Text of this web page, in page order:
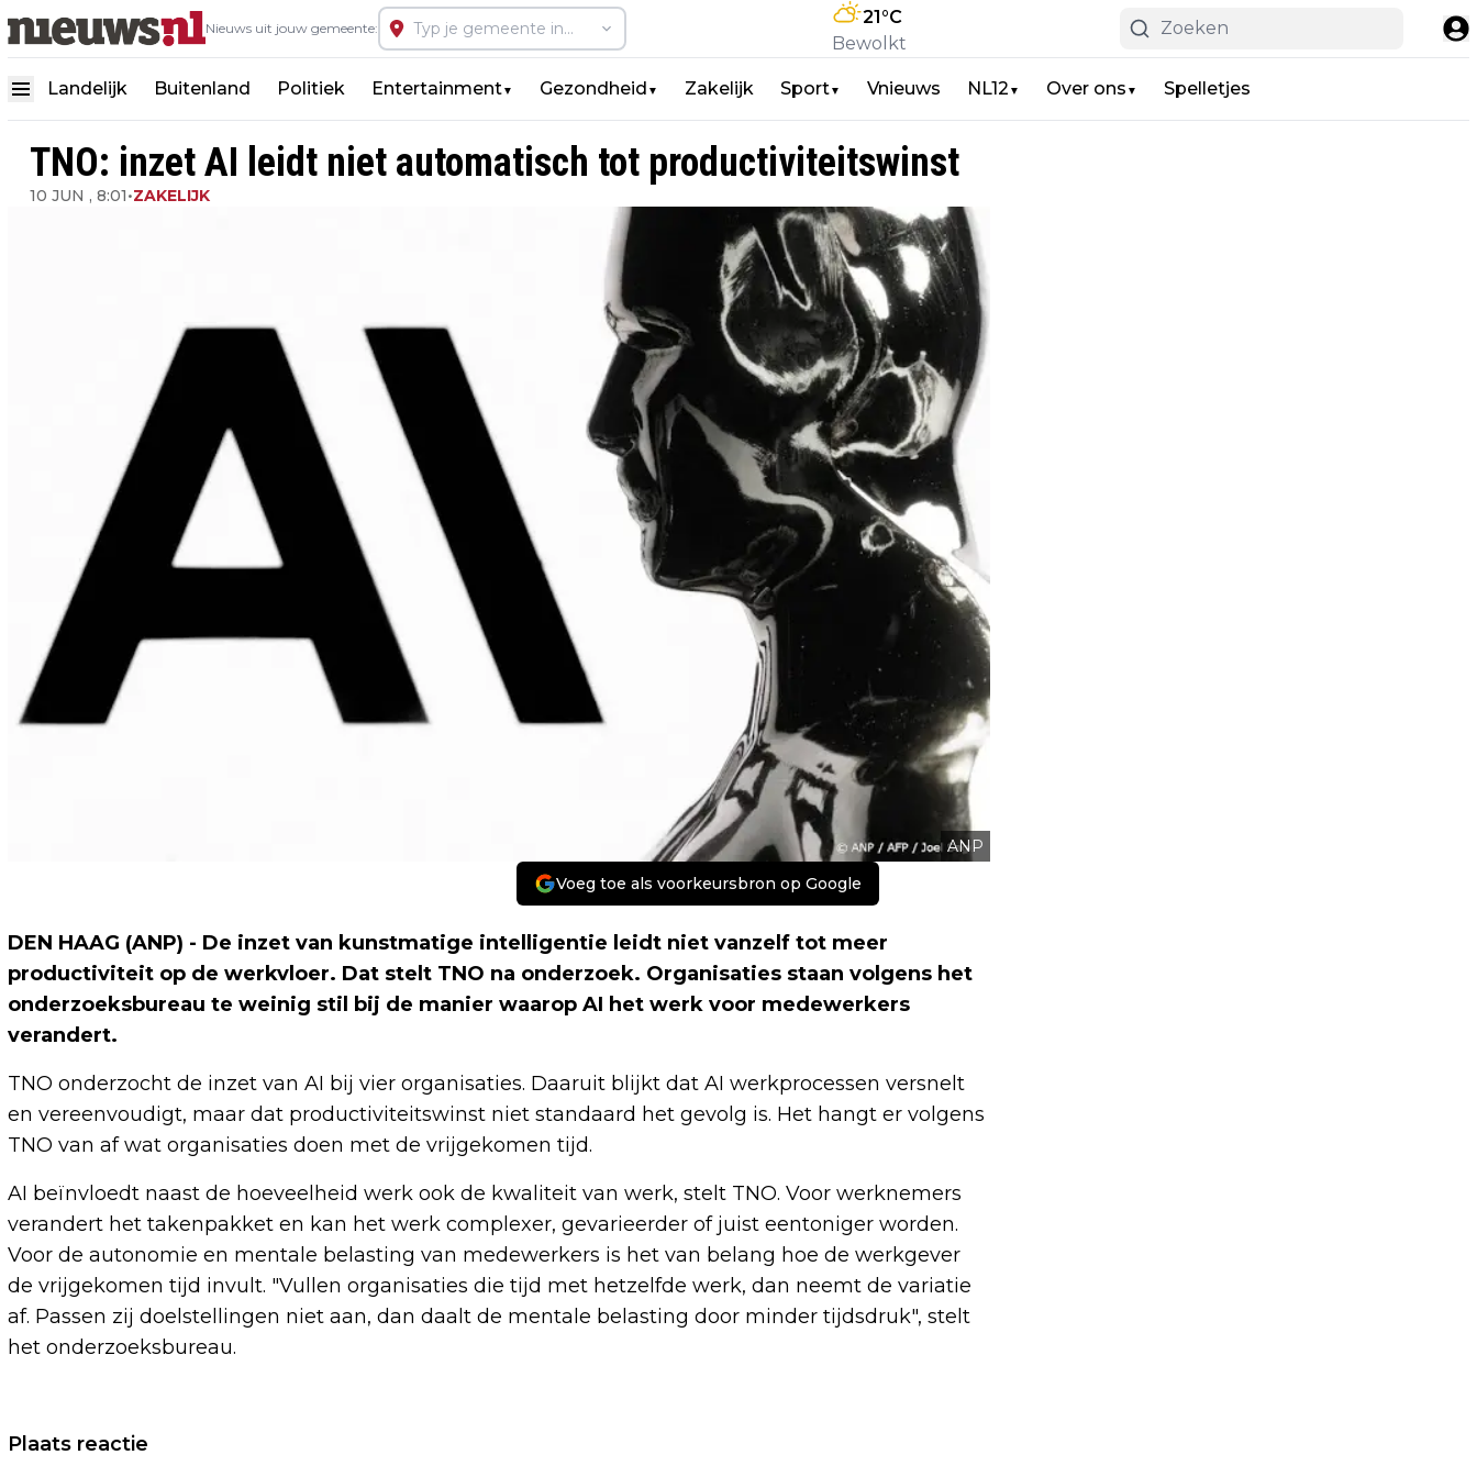
Nieuws uit jouw gemeente:
21°C
Bewolkt
Landelijk Buitenland Politiek Entertainment▼ Gezondheid ▼ Zakelijk Sport▼ Vnieuws NL12 ▼ Over ons ▼ Spelletjes
TNO: inzet AI leidt niet automatisch tot productiviteitswinst
10 JUN , 8:01•ZAKELIJK
ANP
Voeg toe als voorkeursbron op Google
DEN HAAG (ANP) - De inzet van kunstmatige intelligentie leidt niet vanzelf tot meer
productiviteit op de werkvloer. Dat stelt TNO na onderzoek. Organisaties staan volgens het
onderzoeksbureau te weinig stil bij de manier waarop AI het werk voor medewerkers
verandert.
TNO onderzocht de inzet van AI bij vier organisaties. Daaruit blijkt dat AI werkprocessen versnelt
en vereenvoudigt, maar dat productiviteitswinst niet standaard het gevolg is. Het hangt er volgens
TNO van af wat organisaties doen met de vrijgekomen tijd.
AI beïnvloedt naast de hoeveelheid werk ook de kwaliteit van werk, stelt TNO. Voor werknemers
verandert het takenpakket en kan het werk complexer, gevarieerder of juist eentoniger worden.
Voor de autonomie en mentale belasting van medewerkers is het van belang hoe de werkgever
de vrijgekomen tijd invult. "Vullen organisaties die tijd met hetzelfde werk, dan neemt de variatie
af. Passen zij doelstellingen niet aan, dan daalt de mentale belasting door minder tijdsdruk", stelt
het onderzoeksbureau.
Vorig artikel
Plaats reactie